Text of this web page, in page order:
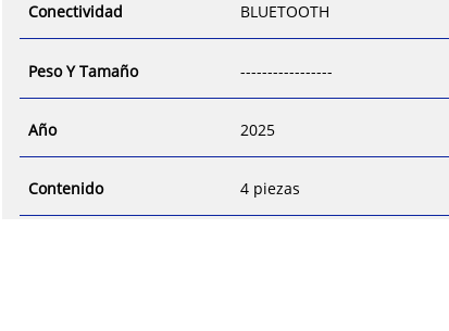
Conectividad BLUETOOTH
Peso Y Tamaño -----------------
Año 2025
Contenido 4 piezas